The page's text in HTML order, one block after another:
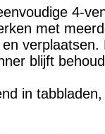
4-
met
blijft
in